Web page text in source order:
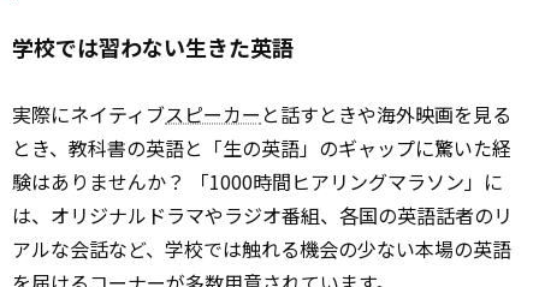
学校では習わない生きた英語
実際にネイティブスピーカー と話すときや海外映画を見る
とき、教科書の英語と「生の英語」のギャップに驚いた経
験はありませんか？ 「1000時間ヒアリングマラソン」に
は、オリジナルドラマやラジオ番組、各国の英語話者のリ
アルな会話など、学校では触れる機会の少ない本場の英語